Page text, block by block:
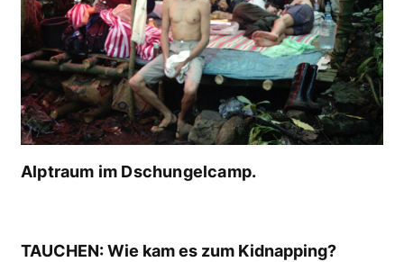
Alptraum im Dschungelcamp.
TAUCHEN: Wie kam es zum Kidnapping?